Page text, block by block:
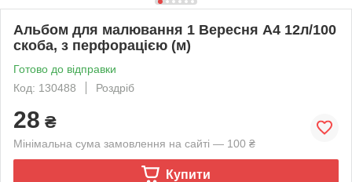
Альбом для малювання 1 Вересня А4 12л/100
скоба, з перфорацією (м)
Готово до відправки
Код: 130488
Роздріб
28 ₴
Мінімальна сума замовлення на сайті — 100 ₴
Купити